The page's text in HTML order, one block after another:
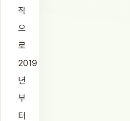
작
으
로
2019
년
부
터